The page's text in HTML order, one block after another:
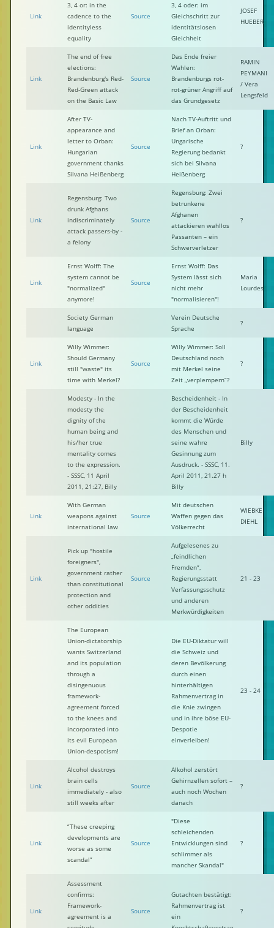
Link
3, 4 or: in the
cadence to the
identityless
equality
Source
3, 4 oder: im
Gleichschritt zur
identitätslosen
Gleichheit
JOSEF
HUEBER
Link
The end of free
elections:
Brandenburg's Red-
Red-Green attack
on the Basic Law
Source
Das Ende freier
Wahlen:
Brandenburgs rot-
rot-grüner Angriff auf
das Grundgesetz
RAMIN
PEYMANI
/ Vera
Lengsfeld
Link
After TV-
appearance and
letter to Orban:
Hungarian
government thanks
Silvana Heißenberg
Source
Nach TV-Auftritt und
Brief an Orban:
Ungarische
Regierung bedankt
sich bei Silvana
Heißenberg
?
Link
Regensburg: Two
drunk Afghans
indiscriminately
attack passers-by -
a felony
Source
Regensburg: Zwei
betrunkene
Afghanen
attackieren wahllos
Passanten – ein
Schwerverletzer
?
Link
Ernst Wolff: The
system cannot be
"normalized"
anymore!
Source
Ernst Wolff: Das
System lässt sich
nicht mehr
"normalisieren"!
Maria
Lourdes
Society German
language
Verein Deutsche
Sprache
?
Link
Willy Wimmer:
Should Germany
still "waste" its
time with Merkel?
Source
Willy Wimmer: Soll
Deutschland noch
mit Merkel seine
Zeit „verplempern“?
?
Modesty - In the
modesty the
dignity of the
human being and
his/her true
mentality comes
to the expression.
- SSSC, 11 April
2011, 21:27, Billy
Bescheidenheit - In
der Bescheidenheit
kommt die Würde
des Menschen und
seine wahre
Gesinnung zum
Ausdruck. - SSSC, 11.
April 2011, 21.27 h
Billy
Billy
Link
With German
weapons against
international law
Source
Mit deutschen
Waffen gegen das
Völkerrecht
WIEBKE
DIEHL
Link
Pick up "hostile
foreigners",
government rather
than constitutional
protection and
other oddities
Source
Aufgelesenes zu
„feindlichen
Fremden“,
Regierungsstatt
Verfassungsschutz
und anderen
Merkwürdigkeiten
21 - 23
The European
Union-dictatorship
wants Switzerland
and its population
through a
disingenuous
framework-
agreement forced
to the knees and
incorporated into
its evil European
Union-despotism!
Die EU-Diktatur will
die Schweiz und
deren Bevölkerung
durch einen
hinterhältigen
Rahmenvertrag in
die Knie zwingen
und in ihre böse EU-
Despotie
einverleiben!
23 - 24
Link
Alcohol destroys
brain cells
immediately - also
still weeks after
Source
Alkohol zerstört
Gehirnzellen sofort –
auch noch Wochen
danach
?
Link
“These creeping
developments are
worse as some
scandal”
Source
"Diese
schleichenden
Entwicklungen sind
schlimmer als
mancher Skandal"
?
Link
Assessment
confirms:
Framework-
agreement is a
Source
Gutachten bestätigt:
Rahmenvertrag ist
ein
?